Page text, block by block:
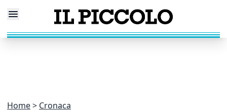
Home Cronaca